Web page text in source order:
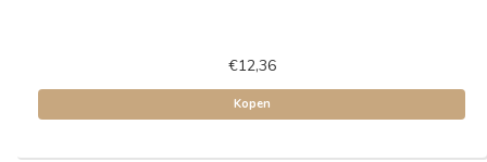
€12,36
Kopen